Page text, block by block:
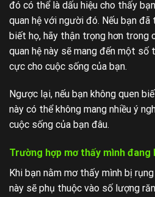
đó có thể là dấu hiệu cho thấy
quan hệ với người đó. Nếu bạn
biết họ, hãy thận trọng hơn trong
quan hệ này sẽ mang đến một
cực cho cuộc sống của bạn.
Ngược lại, nếu bạn không quen
này có thể không mang nhiều ý
cuộc sống của bạn đâu.
Trường hợp mơ thấy mình đang
Khi bạn nằm mơ thấy mình bị
này sẽ phụ thuộc vào số lượng